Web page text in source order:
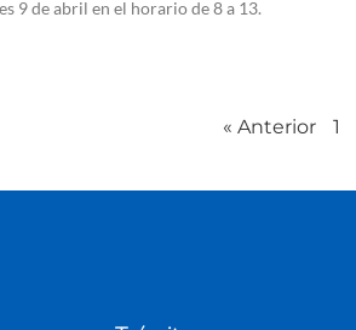
9 de abril en el horario de 8 a 13.
« Anterior 1